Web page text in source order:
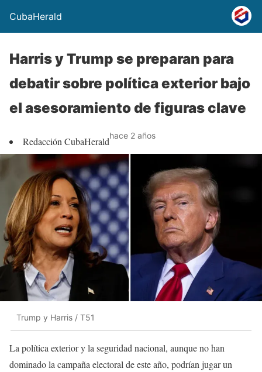
CubaHerald
Harris y Trump se preparan para
debatir sobre política exterior bajo
el asesoramiento de figuras clave
Redacción CubaHeraldhace 2 años
Trump y Harris / T51
La política exterior y la seguridad nacional, aunque no han
dominado la campaña electoral de este año, podrían jugar un